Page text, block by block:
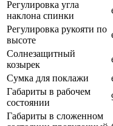
Регулировка угла
наклона спинки
Регулировка рукояти по
высоте
Солнезащитный
козырек
Сумка для поклажи
Габариты в рабочем
состоянии
Габариты в сложенном